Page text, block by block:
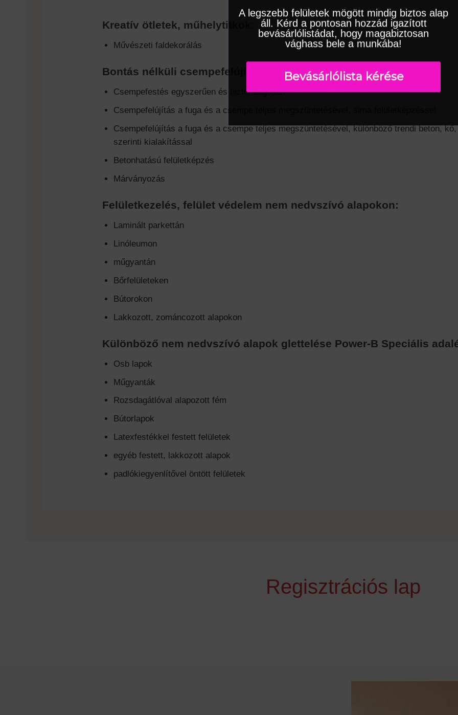
Kreatív ötletek, műhelytitkok
Művészeti faldekorálás
Bontás nélküli csempefelújítás
Csempefestés egyszerűen és biztonságosan
Csempefelújítás a fuga és a csempe teljes megszüntetésével, sima felületképzéssel
Csempefelújítás a fuga és a csempe teljes megszüntetésével, különböző trendi beton,
szerinti kialakítással
Betonhatású felületképzés
Márványozás
Felületkezelés, felület védelem nem nedvszívó alapokon:
Laminált parkettán
Linóleumon
műgyantán
Bőrfelületeken
Bútorokon
Lakkozott, zománcozott alapokon
Különböző nem nedvszívó alapok glettelése Power-B Speciális
Osb lapok
Műgyanták
Rozsdagátlóval alapozott fém
Bútorlapok
Latexfestékkel festett felületek
egyéb festett, lakkozott alapok
padlókiegyenlítővel öntött felületek
Regisztrációs lap
A legszebb felületek mögött mindig biztos alap
áll. Kérd a pontosan hozzád igazított
bevásárlólistádat, hogy magabiztosan
vághass bele a munkába!
Bevásárlólista kérése